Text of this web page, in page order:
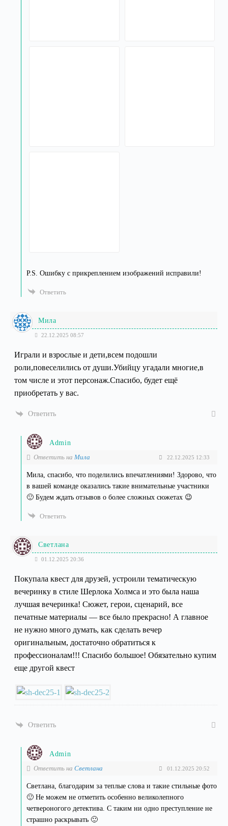
P.S. Ошибку с прикреплением изображений исправили!
Ответить
Мила
22.12.2025 08:57
Играли и взрослые и дети,всем подошли
роли,повеселились от души.Убийцу угадали многие,в
том числе и этот персонаж.Спасибо, будет ещё
приобретать у вас.
Ответить
Admin
Ответить на Мила 22.12.2025 12:33
Мила, спасибо, что поделились впечатлениями! Здорово, что
в вашей команде оказались такие внимательные участники
🙂 Будем ждать отзывов о более сложных сюжетах 😉
Ответить
Светлана
01.12.2025 20:36
Покупала квест для друзей, устроили тематическую
вечеринку в стиле Шерлока Холмса и это была наша
лучшая вечеринка! Сюжет, герои, сценарий, все
печатные материалы — все было прекрасно! А главное
не нужно много думать, как сделать вечер
оригинальным, достаточно обратиться к
профессионалам!!! Спасибо большое! Обязательно купим
еще другой квест
Ответить
Admin
Ответить на Светлана 01.12.2025 20:52
Светлана, благодарим за теплые слова и такие стильные фото
🙂 Не можем не отметить особенно великолепного
четвероногого детектива. С таким ни одно преступление не
страшно раскрывать 🙂